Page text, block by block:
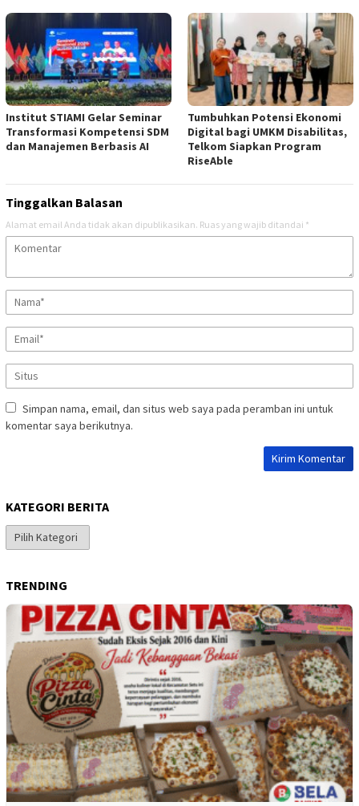
Institut STIAMI Gelar Seminar
Transformasi Kompetensi SDM
dan Manajemen Berbasis AI
Tumbuhkan Potensi Ekonomi
Digital bagi UMKM Disabilitas,
Telkom Siapkan Program
RiseAble
Tinggalkan Balasan
Alamat email Anda tidak akan dipublikasikan. Ruas yang wajib ditandai *
Simpan nama, email, dan situs web saya pada peramban ini untuk
komentar saya berikutnya.
KATEGORI BERITA
Kategori
Berita
TRENDING